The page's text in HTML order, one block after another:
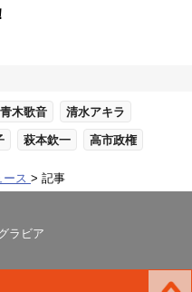
青木歌音 清水アキラ
萩本欽一 高市政権
ース 記事
ラビア